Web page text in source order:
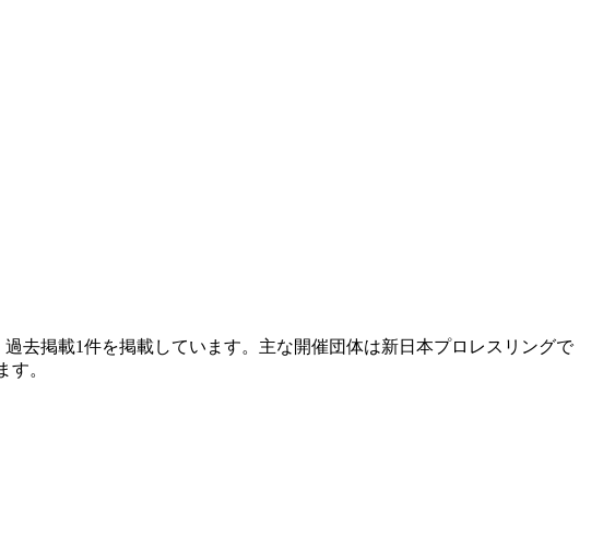
去掲載1件を掲載しています。主な開催団体は新日本プロレスリングで
。